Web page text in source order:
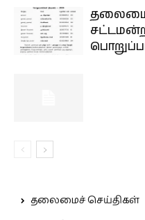
தலைமை
தலைமைச் செய்திகள்